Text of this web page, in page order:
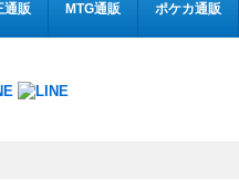
通販 MTG通販 ポケカ通販